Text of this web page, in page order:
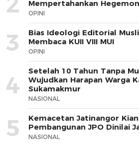
Mempertahankan
OPINI
3
Bias Ideologi Editorial
Membaca KUII VIII MUI
OPINI
4
Setelah 10 Tahun Tanpa
Wujudkan Harapan Warga
Sukamakmur
NASIONAL
5
Kemacetan Jatinangor
Pembangunan JPO Dinilai
NASIONAL